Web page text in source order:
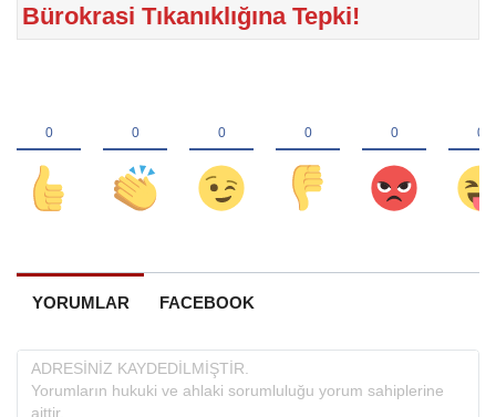
Bürokrasi Tıkanıklığına Tepki!
YORUMLAR FACEBOOK